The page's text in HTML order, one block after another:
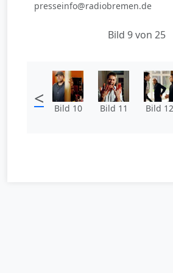
presseinfo@radiobremen.de
Bild 9 von 25
< Bild 10 Bild 11 Bild 12